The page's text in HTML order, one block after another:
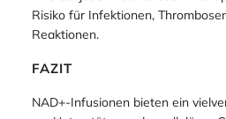
daher eher als experimentelle
werden.
5. Infusionsbedingte Risiken
Risiko für Infektionen,